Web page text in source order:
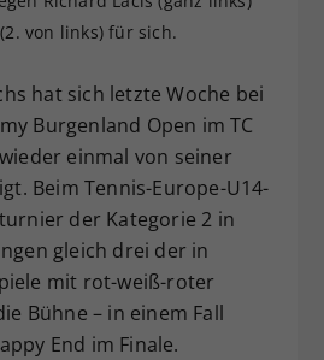
von links) für sich.
hat sich letzte Woche bei
Burgenland Open im TC
einmal von seiner
Beim Tennis-Europe-U14-
der Kategorie 2 in
gleich drei der in
mit rot-weiß-roter
Bühne – in einem Fall
End im Finale.
Wert speichert Ihre Consent-
generierte ID, für die
Speicherung Ihrer
Einstellungen, falls der
Betreiber dies eingestellt